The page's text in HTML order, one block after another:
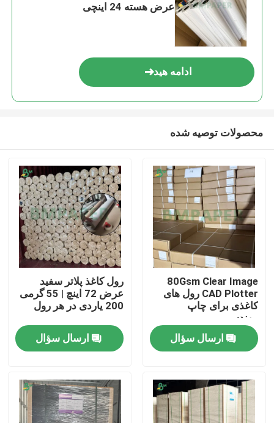
خانه
عرض هسته 24 اینچی
ادامه هید
محصولات توصیه شده
80Gsm Clear Image
CAD Plotter رول های
کاغذی برای چاپ
مهندسی
ارسال سؤال
رول کاغذ پلاتر سفید
عرض 72 اینچ | 55 گرمی
200 یاردی در هر رول
ارسال سؤال